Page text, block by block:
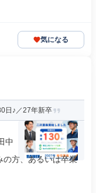
気になる
日♪／27年新卒
中
の方、あるいは卒業